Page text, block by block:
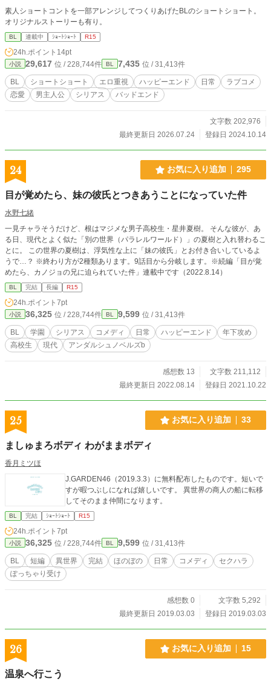
素人ショートコントを一部アレンジしてつくりあげたBLのショートショート。
オリジナルストーリーも有り。
BL 連載中 ｼｮｰﾄｼｮｰﾄ R15
24h.ポイント 14pt
小説 29,617 位 / 228,744件 BL 7,435 位 / 31,413件
BL ショートショート エロ重視 ハッピーエンド 日常
ラブコメ
恋愛
男主人公 シリアス バッドエンド
文字数 202,976
最終更新日 2026.07.24
登録日 2024.10.14
24 お気に入り追加 295
目が覚めたら、妹の彼氏とつきあうことになっていた件
水野七緒
一見チャラそうだけど、根はマジメな男子高校生・星井夏樹。 そんな彼が、あ
る日、現代とよく似た「別の世界（パラレルワールド）」の夏樹と入れ替わるこ
とに。 この世界の夏樹は、浮気性な上に「妹の彼氏」とお付き合いしているよ
うで…？ ※終わり方が2種類あります。9話目から分岐します。※続編「目が覚
めたら、カノジョの兄に迫られていた件」連載中です（2022.8.14）
BL 完結 長編 R15
24h.ポイント 7pt
小説 36,325 位 / 228,744件 BL 9,599 位 / 31,413件
BL 学園 シリアス コメディ 日常 ハッピーエンド
年下攻め
高校生
現代 アンダルシュノベルズb
感想数 13
文字数 211,112
最終更新日 2022.08.14
登録日 2021.10.22
25 お気に入り追加 33
ましゅまろボディ わがままボディ
香月ミツほ
J.GARDEN46（2019.3.3）に無料配布したものです。短いで
すが暇つぶしになれば嬉しいです。 異世界の商人の船に転移
してそのまま仲間になります。
BL 完結 ｼｮｰﾄｼｮｰﾄ R15
24h.ポイント 7pt
小説 36,325 位 / 228,744件 BL 9,599 位 / 31,413件
BL 短編 異世界 完結 ほのぼの 日常 コメディ
セクハラ
ぽっちゃり受け
感想数 0
文字数 5,292
最終更新日 2019.03.03
登録日 2019.03.03
26 お気に入り追加 15
温泉へ行こう